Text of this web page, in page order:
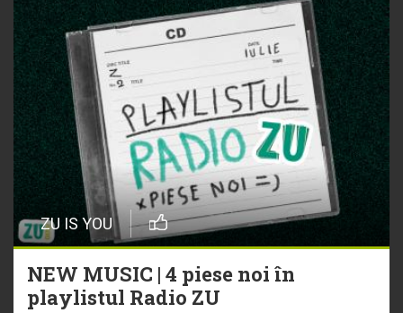
ZU IS YOU
NEW MUSIC | 4 piese noi în
playlistul Radio ZU